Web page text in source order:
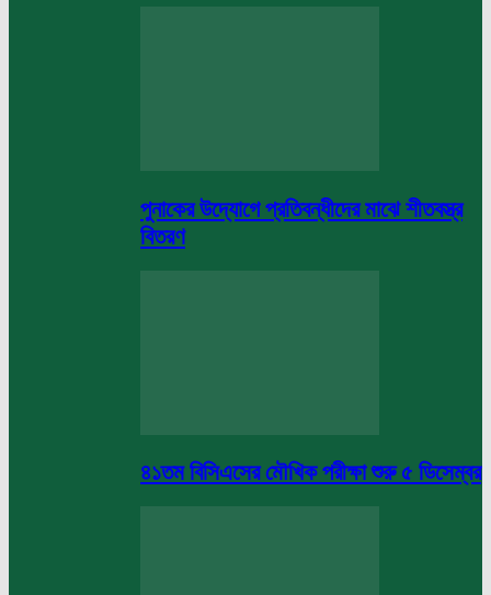
পুনাকের উদ্যোগে প্রতিবন্ধীদের মাঝে শীতবস্ত্র
বিতরণ
৪১তম বিসিএসের মৌখিক পরীক্ষা শুরু ৫ ডিসেম্বর